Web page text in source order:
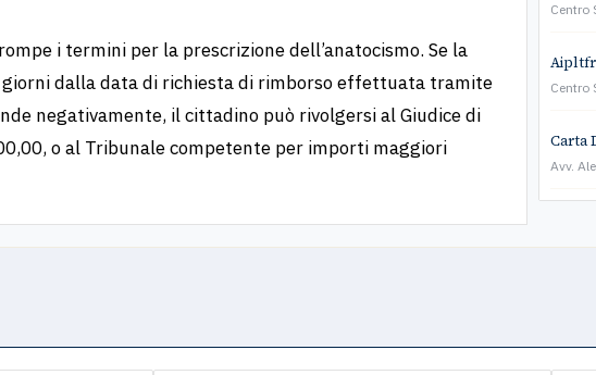
i termini per la prescrizione dell’anatocismo. Se la
dalla data di richiesta di rimborso effettuata tramite
negativamente, il cittadino può rivolgersi al Giudice di
o al Tribunale competente per importi maggiori
Centro
Centro
Carta
Avv.